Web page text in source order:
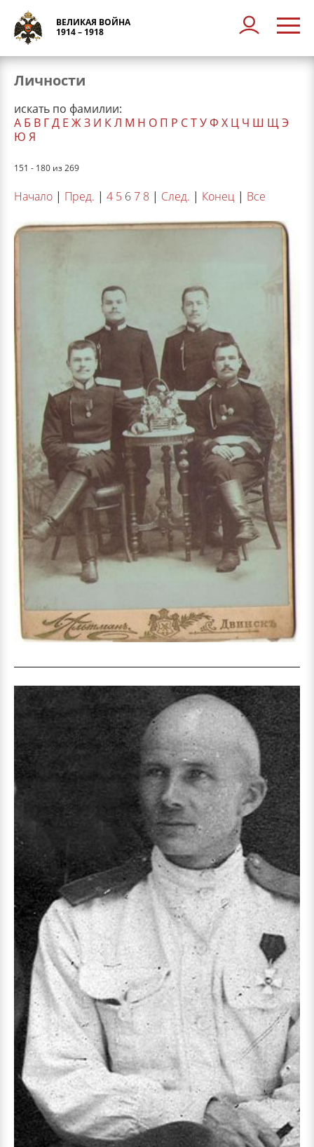
ВЕЛИКАЯ ВОЙНА
1914 – 1918
Личности
искать по фамилии:
А Б В ГД Е ЖЗ И КЛ М Н О П Р СТУФ Х Ц Ч Ш Щ Э
Ю Я
151 - 180 из 269
Начало | Пред. | 4 5 67 8 | След. | Конец | Все